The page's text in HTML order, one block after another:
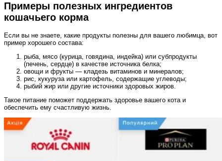
Примеры полезных ингредиентов
кошачьего корма
Если вы не знаете, какие продукты полезны для вашего любимца, вот
пример хорошего состава:
рыба, мясо (курица, говядина, индейка) или субпродукты
(печень, сердце) в качестве источника белка;
овощи и фрукты — кладезь витаминов и минералов;
рис, кукуруза или картофель, содержащие углеводы;
рыбий жир или другие источники здоровых жиров.
Такое питание поможет поддержать здоровье вашего кота и
обеспечить ему счастливую жизнь.